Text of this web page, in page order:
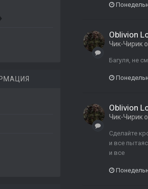
Oblivion
Чик-Чирик
Багуля, не
Oblivion
Чик-Чирик
Сделайте
и все
и все